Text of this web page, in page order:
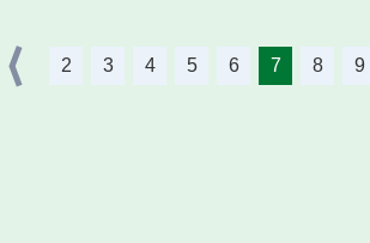
2 3 4 5 6 7 8 9